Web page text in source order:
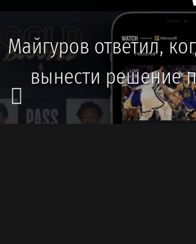
Майгуров ответил,
вынести решение